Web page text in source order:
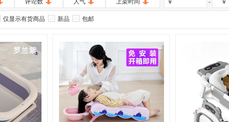
评论数 人气 上架时间 ￥ ￥
-
仅显示有货商品 新品 包邮